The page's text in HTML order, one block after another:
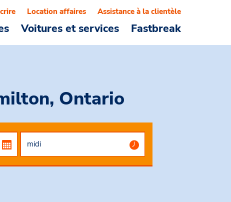
Voitures et services Fastbreak
Location affaires Assistance à la clientèle
Ontario